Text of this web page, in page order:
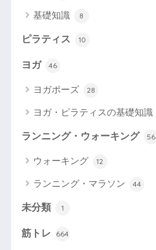
基礎知識 8
ピラティス 10
ヨガ 46
ヨガポーズ 28
ヨガ・ピラティスの基礎知識
ランニング・ウォーキング 56
ウォーキング 12
ランニング・マラソン 44
未分類 1
筋トレ 664